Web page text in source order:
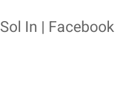
Sol In | Facebook